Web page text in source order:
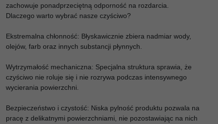
zachowuje ponadprzeciętną odporność na rozdarcia.
Dlaczego warto wybrać nasze czyściwo?
Ekstremalna chłonność: Błyskawicznie zbiera nadmiar wody,
olejów, farb oraz innych substancji płynnych.
Wytrzymałość mechaniczna: Specjalna struktura sprawia, że
czyściwo nie roluje się i nie rozrywa podczas intensywnego
wycierania powierzchni.
Bezpieczeństwo i czystość: Niska pylność produktu pozwala na
pracę z delikatnymi powierzchniami, nie pozostawiając na nich